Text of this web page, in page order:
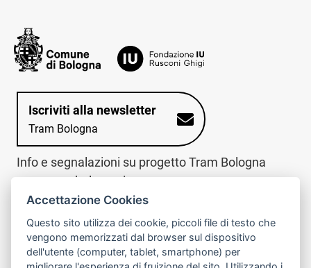
Iscriviti alla newsletter
Tram Bologna
Info e segnalazioni su progetto Tram Bologna
www.trambologna.it
trova infopoint sulla mappa interattiva
Trova l'infopoint
più vicino
telefona al call center
Chiama il call
center
Accettazione Cookies
Questo sito utilizza dei cookie, piccoli file di testo che
vengono memorizzati dal browser sul dispositivo
dell'utente (computer, tablet, smartphone) per